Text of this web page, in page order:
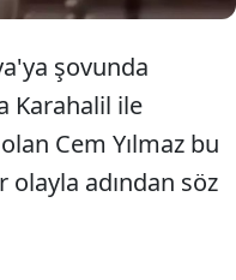
şovunda
Karahalil ile
Cem Yılmaz bu
adından söz